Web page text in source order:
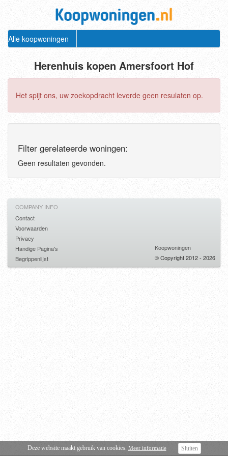
Alle koopwoningen
Herenhuis kopen Amersfoort Hof
Het spijt ons, uw zoekopdracht leverde geen resulaten op.
Filter gerelateerde woningen:
Geen resultaten gevonden.
Deze website maakt gebruik van cookies. Meer informatie Sluiten
COMPANY INFO
Contact
Voorwaarden
Privacy
Handige Pagina's
Begrippenlijst
Koopwoningen
© Copyright 2012 - 2026